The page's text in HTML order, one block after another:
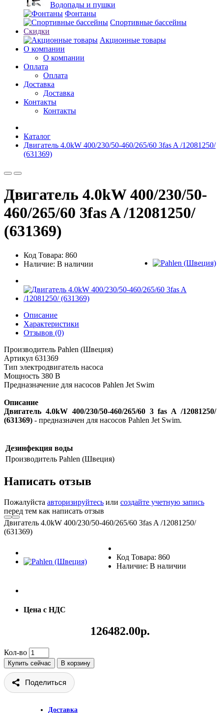
Водопады и пушки
Фонтаны
Спортивные бассейны
Скидки
Акционные товары
О компании
О компании
Оплата
Оплата
Доставка
Доставка
Контакты
Контакты
Каталог
Двигатель 4.0kW 400/230/50-460/265/60 3fas A /12081250/
(631369)
Двигатель 4.0kW 400/230/50-
460/265/60 3fas A /12081250/
(631369)
Код Товара: 860
Наличие: В наличии
Описание
Характеристики
Отзывов (0)
Производитель Pahlen (Швеция)
Артикул 631369
Тип электродвигатель насоса
Мощность 380 В
Предназначение для насосов Рahlen Jet Swim
Описание
Двигатель 4.0kW 400/230/50-460/265/60 3 fas A /12081250/
(631369) - предназначен для насосов Рahlen Jet Swim.
Дезинфекция воды
Производитель Pahlen (Швеция)
Написать отзыв
Пожалуйста авторизируйтесь или создайте учетную запись
перед тем как написать отзыв
Двигатель 4.0kW 400/230/50-460/265/60 3fas A /12081250/
(631369)
Код Товара: 860
Наличие: В наличии
Цена с НДС
126482.00р.
Кол-во
Купить сейчас В корзину
Поделиться
Доставка